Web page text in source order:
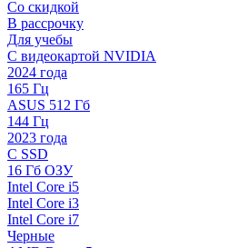
Со скидкой
В рассрочку
Для учебы
С видеокартой NVIDIA
2024 года
165 Гц
ASUS 512 Гб
144 Гц
2023 года
С SSD
16 Гб ОЗУ
Intel Core i5
Intel Core i3
Intel Core i7
Черные